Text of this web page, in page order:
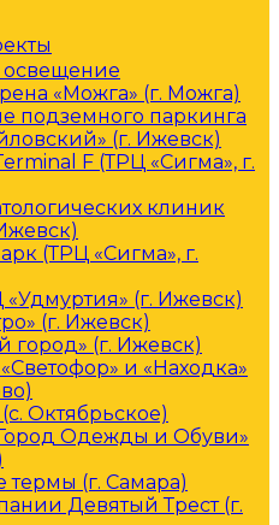
«Можга» (г. Можга)
подземного паркинга
(г. Ижевск)
F (ТРЦ «Сигма», г.
клиник
(ТРЦ «Сигма», г.
(г. Ижевск)
(г. Ижевск)
город» (г. Ижевск)
и «Находка»
Октябрьское)
Одежды и Обуви»
термы (г. Самара)
Девятый Трест (г.